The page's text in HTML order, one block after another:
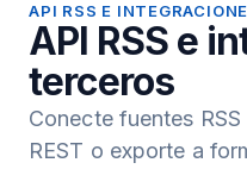
API RSS E
API RSS e
terceros
Conecte fuentes
REST o exporte a